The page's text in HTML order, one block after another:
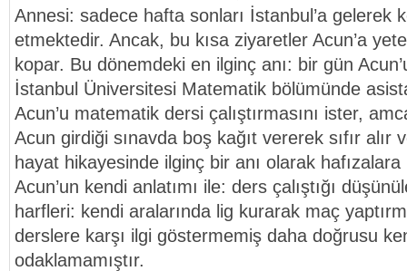
Annesi: sadece hafta sonları İstanbul’a gelerek
etmektedir. Ancak, bu kısa ziyaretler Acun’a
kopar. Bu dönemdeki en ilginç anı: bir gün
İstanbul Üniversitesi Matematik bölümünde
Acun’u matematik dersi çalıştırmasını ister,
Acun girdiği sınavda boş kağıt vererek sıfır alır
hayat hikayesinde ilginç bir anı olarak hafızalara
Acun’un kendi anlatımı ile: ders çalıştığı
harfleri: kendi aralarında lig kurarak maç
derslere karşı ilgi göstermemiş daha doğrusu
odaklamamıştır.